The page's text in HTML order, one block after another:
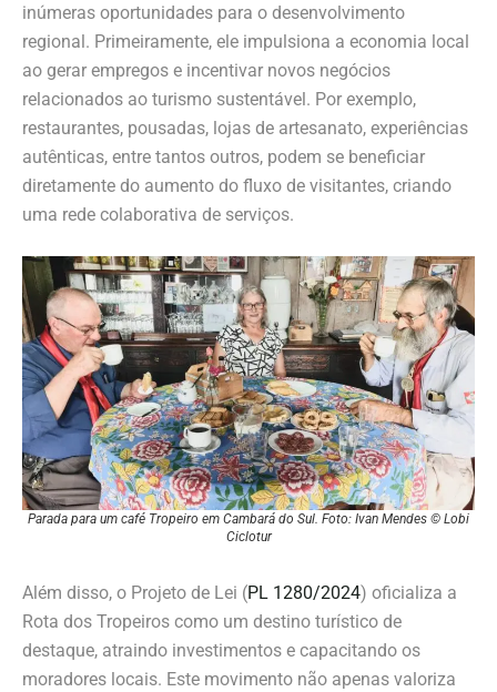
inúmeras oportunidades para o desenvolvimento
regional. Primeiramente, ele impulsiona a economia local
ao gerar empregos e incentivar novos negócios
relacionados ao turismo sustentável. Por exemplo,
restaurantes, pousadas, lojas de artesanato, experiências
autênticas, entre tantos outros, podem se beneficiar
diretamente do aumento do fluxo de visitantes, criando
uma rede colaborativa de serviços.
Parada para um café Tropeiro em Cambará do Sul. Foto: Ivan Mendes © Lobi
Ciclotur
Além disso, o Projeto de Lei (PL 1280/2024) oficializa a
Rota dos Tropeiros como um destino turístico de
destaque, atraindo investimentos e capacitando os
moradores locais. Este movimento não apenas valoriza